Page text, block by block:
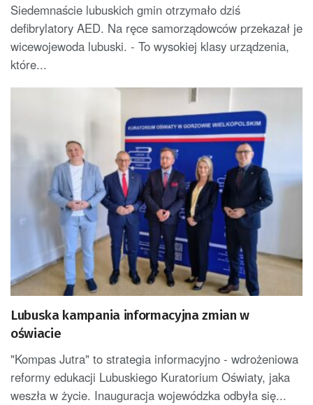
Siedemnaście lubuskich gmin otrzymało dziś
defibrylatory AED. Na ręce samorządowców przekazał je
wicewojewoda lubuski. - To wysokiej klasy urządzenia,
które...
Lubuska kampania informacyjna zmian w
oświacie
"Kompas Jutra" to strategia informacyjno - wdrożeniowa
reformy edukacji Lubuskiego Kuratorium Oświaty, jaka
weszła w życie. Inauguracja wojewódzka odbyła się...